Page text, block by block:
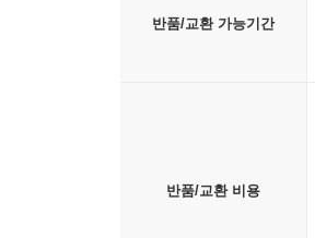
반품/교환 가능기간
반품/교환 비용